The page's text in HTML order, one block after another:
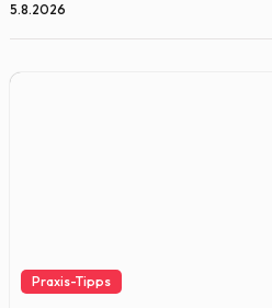
5.8.2026
Praxis-Tipps